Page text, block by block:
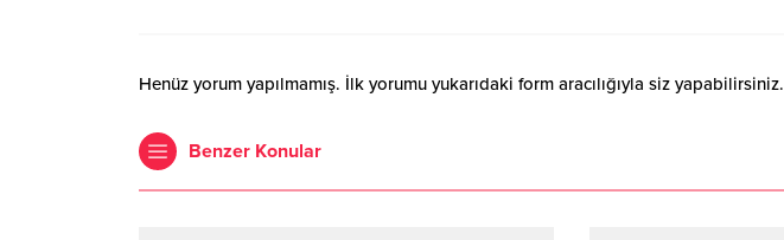
Henüz yorum yapılmamış. İlk yorumu yukarıdaki form aracılığıyla siz yapabilirsiniz.
Benzer Konular